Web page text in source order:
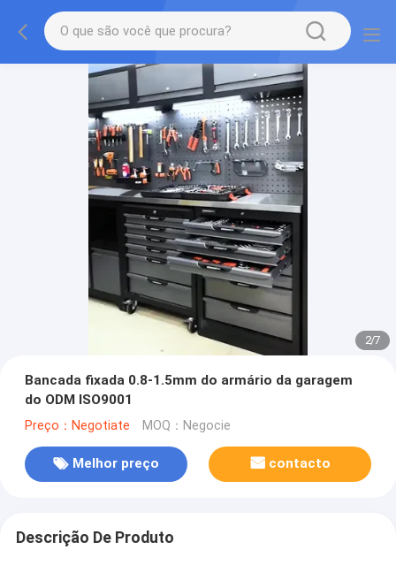
2/7
Bancada fixada 0.8-1.5mm do armário da garagem
do ODM ISO9001
Preço：Negotiate MOQ：Negocie
Melhor preço contacto
Descrição De Produto